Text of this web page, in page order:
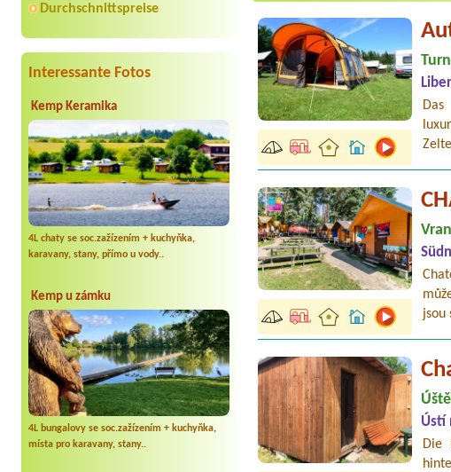
Durchschnittspreise
Interessante Fotos
Kemp Keramika
4L chaty se soc.zažízením + kuchyňka,
karavany, stany, přímo u vody..
Kemp u zámku
4L bungalovy se soc.zažízením + kuchyňka,
místa pro karavany, stany..
jsou
Ústí
Die